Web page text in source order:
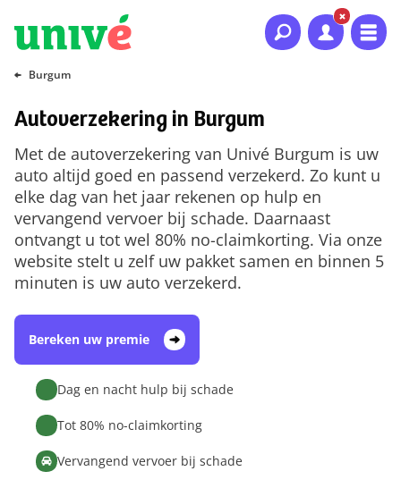
Naar hoofdinhoud
Naar hoofdnavigatie
Naar footer
Burgum
Autoverzekering in Burgum
Met de autoverzekering van Univé Burgum is uw
auto altijd goed en passend verzekerd. Zo kunt u
elke dag van het jaar rekenen op hulp en
vervangend vervoer bij schade. Daarnaast
ontvangt u tot wel 80% no-claimkorting. Via onze
website stelt u zelf uw pakket samen en binnen 5
minuten is uw auto verzekerd.
Bereken uw premie
Dag en nacht hulp bij schade
Tot 80% no-claimkorting
Vervangend vervoer bij schade